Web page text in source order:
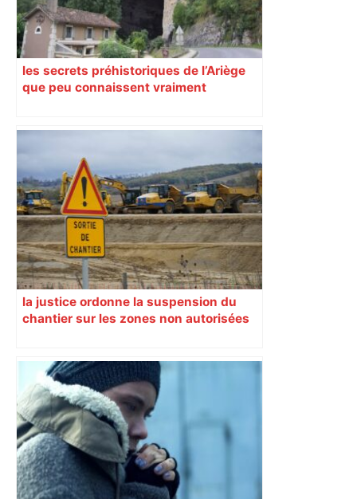
les secrets préhistoriques de l’Ariège
que peu connaissent vraiment
la justice ordonne la suspension du
chantier sur les zones non autorisées